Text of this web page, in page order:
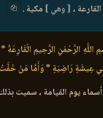
، [ وهي ] مكية .
اللَّهِ الرَّحْمَنِ الرَّحِيمِ
عِيشَةٍ رَاضِيَةٍ * وَأَمَّا مَنْ خَفَّتْ
يوم القيامة ، سميت